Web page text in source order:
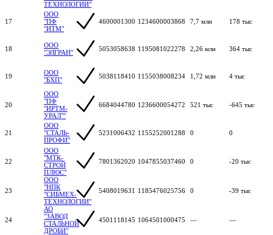
ТЕХНОЛОГИИ"
17
ООО
"ПФ
"ИТМ"
4600001300 1234600003868 7,7 млн 178 тыс
18
ООО
"ЭЛГРАН"
5053058638 1195081022278 2,26 млн 364 тыс
19
ООО
"БХП"
5038118410 1155038008234 1,72 млн 4 тыс
20
ООО
"ПФ
"ИРТМ-
УРАЛ""
6684044780 1236600054272 521 тыс -645 тыс
21
ООО
"СТАЛЬ-
ПРОФИ"
5231006432 1155252001288 0 0
22
ООО
"МТК-
СТРОЙ
ПЛЮС"
7801362020 1047855037460 0 -20 тыс
23
ООО
"НПК
"СИБМЕХ-
ТЕХНОЛОГИИ"
5408019631 1185476025756 0 -39 тыс
24
АО
"ЗАВОД
СТАЛЬНОЙ
ДРОБИ"
4501118145 1064501000475 — —